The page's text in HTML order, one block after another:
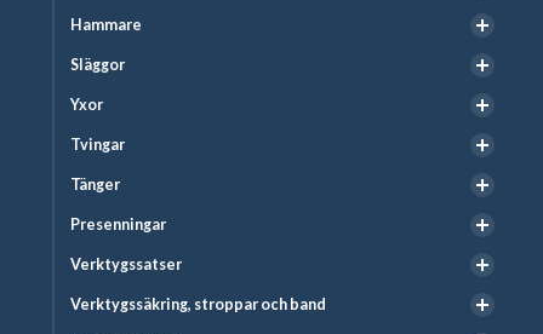
Hammare
Släggor
Yxor
Tvingar
Tänger
Presenningar
Verktygssatser
Verktygssäkring, stroppar och band